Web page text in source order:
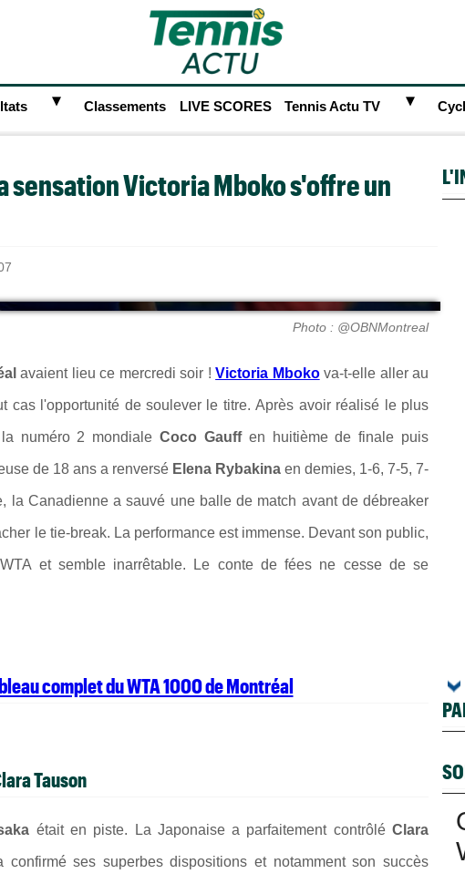
► Classements LIVE SCORES Tennis Actu TV ►
sensation Victoria Mboko s'offre un
Photo : @OBNMontreal
avaient lieu ce mercredi soir !Victoria Mboko va-t-elle aller au
cas l'opportunité de soulever le titre.Après avoir réalisé le plus
numéro 2 mondialeCoco Gauffen huitième de finale puis
de 18 ans a renversé Elena Rybakina en demies, 1-6, 7-5, 7-
la Canadienne a sauvé une balle de match avant de débreaker
le tie-break. La performance est immense. Devant son public,
et semble inarrêtable. Le conte de fées ne cesse de se
complet du WTA 1000 de Montréal
Tauson
était en piste. La Japonaise a parfaitement contrôléClara
ses superbes dispositions et notamment son succès